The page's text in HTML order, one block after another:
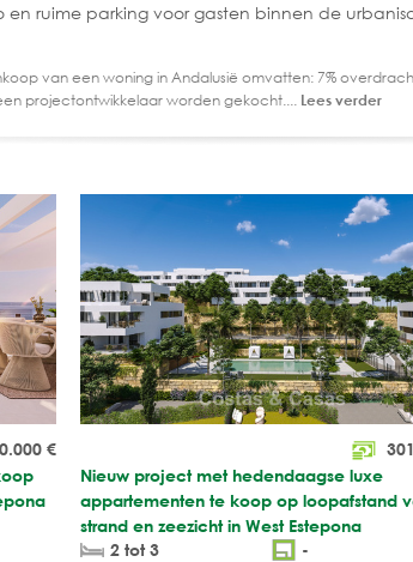
ruime parking voor gasten binnen de
van een woning in Andalusië omvatten: 7%
projectontwikkelaar worden gekocht.... Lees verder
€
Nieuw project met hedendaagse luxe
appartementen te koop op loopafstand
strand en zeezicht in West Estepona
2 tot 3
-